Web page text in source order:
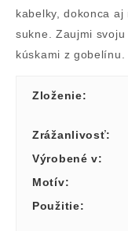
kabelky, dokonca
sukne. Zaujmi
kúskami z gobelínu.
Zloženie:
Zrážanlivosť:
Výrobené v:
Motív:
Použitie: